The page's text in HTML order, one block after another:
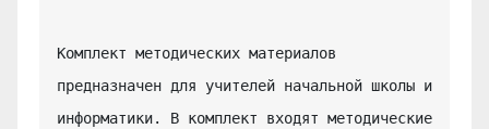
Комплект методических материалов
предназначен для учителей начальной школы и
информатики. В комплект входят методические